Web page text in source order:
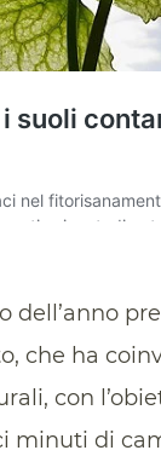
dell’anno
che ha
con
minuti di